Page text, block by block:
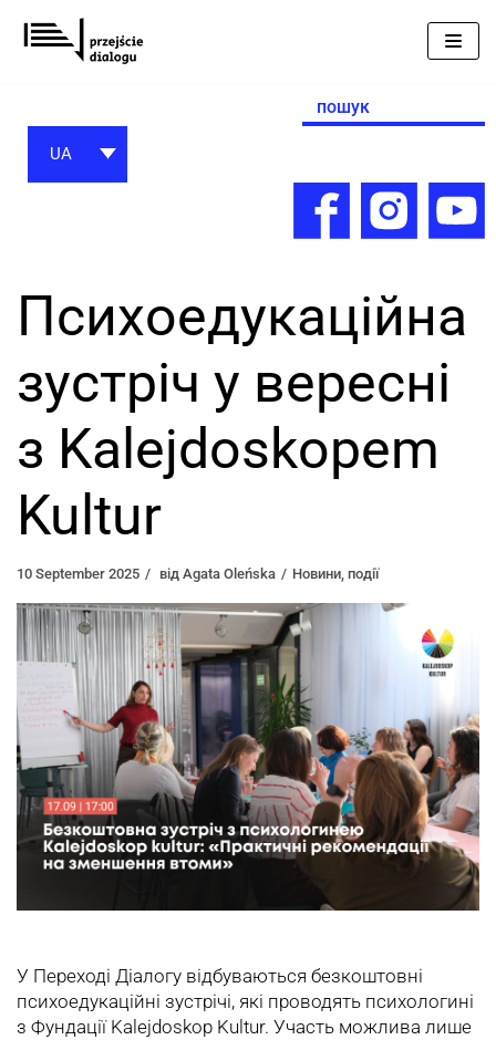
Перейти
до
Search
for:
UA
Психоедукаційна
зустріч у вересні
з Kalejdoskopem
Kultur
10 September 2025 від Agata Oleńska Новини події
У Переходi Діалогу відбуваються безкоштовні
психоедукаційні зустрічі, які проводять психологині
з Фундації Kalejdoskop Kultur. Участь можлива лише